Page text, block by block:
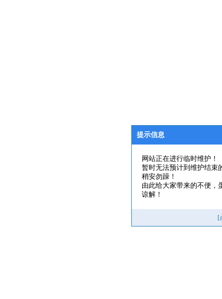
提示信息
网站正在进行临时维护！
暂时无法预计到维护结束
稍安勿躁！
由此给大家带来的不便，
谅解！
[